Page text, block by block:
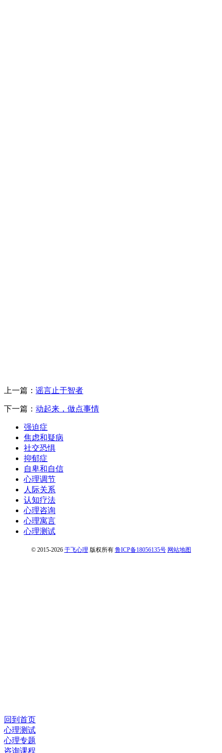
上一篇： 谣言止于智者
下一篇： 动起来，做点事情
强迫症
焦虑和疑病
社交恐惧
抑郁症
自卑和自信
心理调节
人际关系
认知疗法
心理咨询
心理寓言
心理测试
© 2015-2026 于飞心理 版权所有 鲁ICP备18056135号 网站地图
回到首页
心理测试
心理专题
咨询课程